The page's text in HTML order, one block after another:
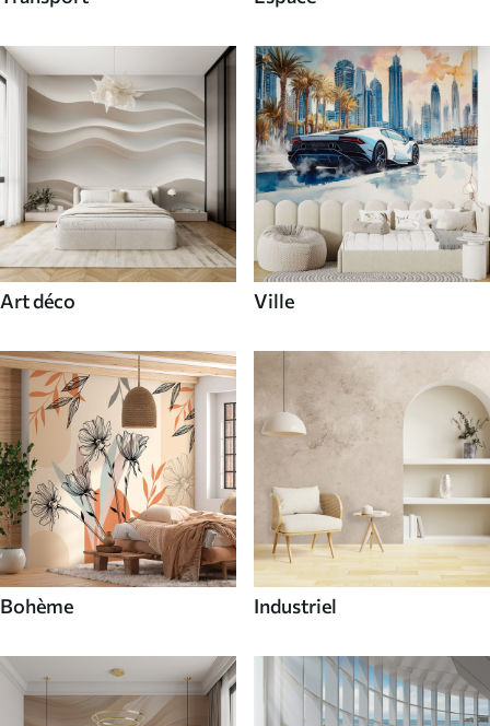
Art déco Ville
Bohème Industriel